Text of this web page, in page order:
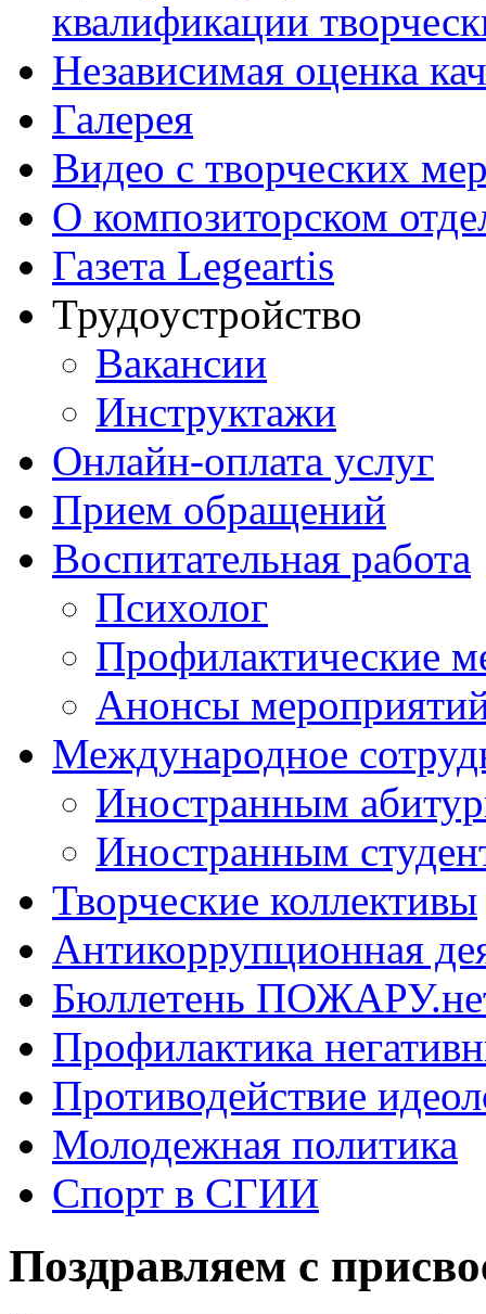
квалификации
Независимая оценка
Галерея
Видео с творческих
О композиторском
Газета Legeartis
Трудоустройство
Вакансии
Инструктажи
Онлайн-оплата услуг
Прием обращений
Воспитательная работа
Психолог
Профилактические
Анонсы
Международное
Иностранным
Иностранным
Творческие коллективы
Антикоррупционная
Бюллетень
Профилактика
Противодействие
Молодежная политика
Спорт в СГИИ
Поздравляем с